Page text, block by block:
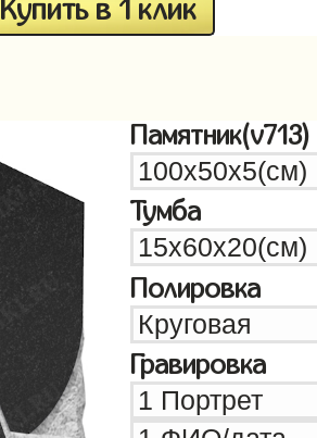
Купить в 1 клик
Памятник(v713)
Тумба
Полировка
Гравировка